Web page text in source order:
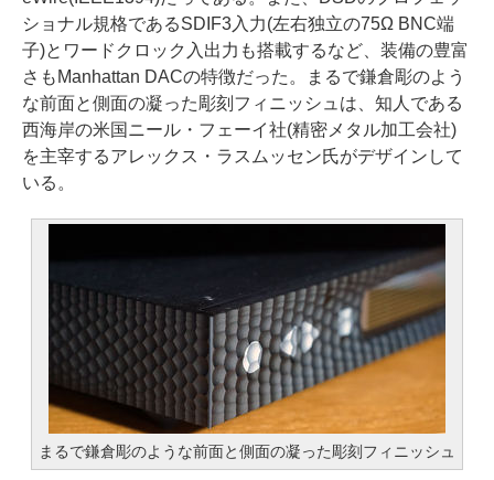
ショナル規格であるSDIF3入力(左右独立の75Ω BNC端
子)とワードクロック入出力も搭載するなど、装備の豊富
さもManhattan DACの特徴だった。まるで鎌倉彫のよう
な前面と側面の凝った彫刻フィニッシュは、知人である
西海岸の米国ニール・フェーイ社(精密メタル加工会社)
を主宰するアレックス・ラスムッセン氏がデザインして
いる。
まるで鎌倉彫のような前面と側面の凝った彫刻フィニッシュ